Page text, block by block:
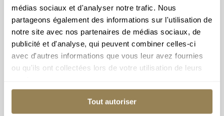
médias sociaux et d'analyser notre trafic. Nous
partageons également des informations sur l'utilisation de
notre site avec nos partenaires de médias sociaux, de
publicité et d'analyse, qui peuvent combiner celles-ci
avec d'autres informations que vous leur avez fournies
ou qu'ils ont collectées lors de votre utilisation de leurs
Tout autoriser
Abonnez-vous à
notre newsletter